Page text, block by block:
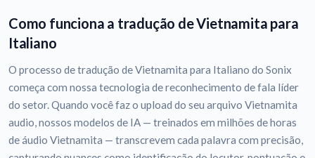
Como funciona a tradução de Vietnamita para
Italiano
O processo de tradução de Vietnamita para Italiano do Sonix
começa com nossa tecnologia de reconhecimento de fala líder
do setor. Quando você faz o upload do seu arquivo Vietnamita
audio, nossos modelos de IA — treinados em milhões de horas
de áudio Vietnamita — transcrevem cada palavra com precisão,